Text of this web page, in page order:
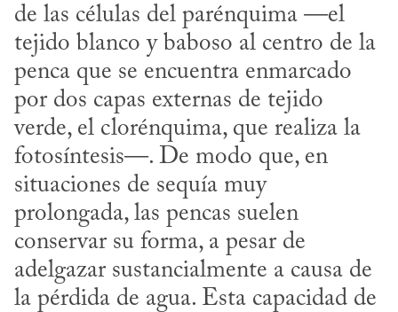
de las células del parénquima —el
tejido blanco y baboso al centro de la
penca que se encuentra enmarcado
por dos capas externas de tejido
verde, el clorénquima, que realiza la
fotosíntesis—. De modo que, en
situaciones de sequía muy
prolongada, las pencas suelen
conservar su forma, a pesar de
adelgazar sustancialmente a causa de
la pérdida de agua. Esta capacidad de